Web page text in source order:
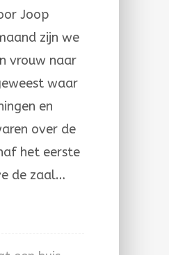
Joop
zijn we
vrouw naar
waar
en
over de
het eerste
de zaal…